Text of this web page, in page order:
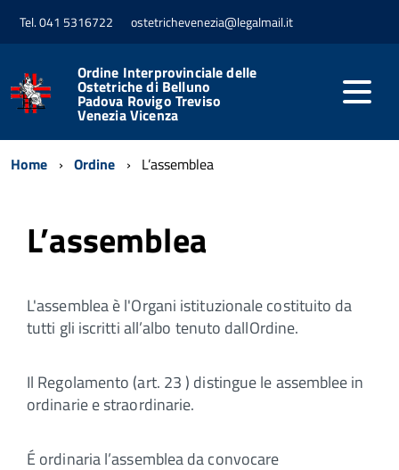
Tel. 041 5316722 ostetrichevenezia@legalmail.it
Ordine Interprovinciale delle
Ostetriche di Belluno
Padova Rovigo Treviso
Venezia Vicenza
Home Ordine L’assemblea
L’assemblea
L'assemblea è l'Organi istituzionale costituito da
tutti gli iscritti all’albo tenuto dallOrdine.
Il Regolamento (art. 23 ) distingue le assemblee in
ordinarie e straordinarie.
É ordinaria l’assemblea da convocare